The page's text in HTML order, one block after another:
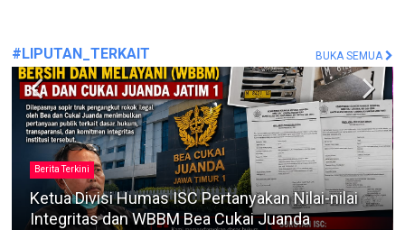
#LIPUTAN_TERKAIT BUKA SEMUA
Berita Terkini
Dugaan Narkoba dan Pencurian Resahkan
Dusun Jungpajung Desa Perreng, Polsek
Burneh Turun Koordinasi